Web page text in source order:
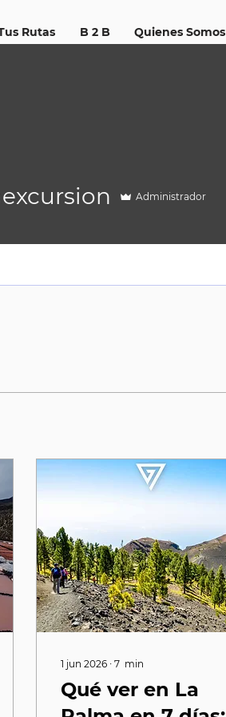
Rutas B 2 B Quienes Somos
Administrador
1 jun 2026 ∙ 7 min
Qué ver en La